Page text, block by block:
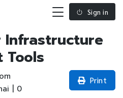
Sign in
Infrastructure
Tools
| 0
Print